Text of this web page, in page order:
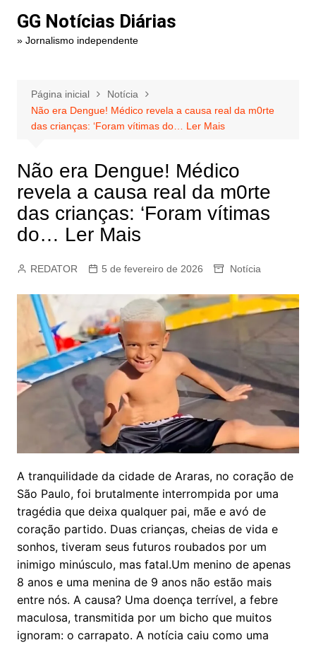
paraGG Notícias Diárias
» Jornalismo independente
Página inicial
Notícia
Não era Dengue! Médico revela a causa real da m0rte
das crianças: ‘Foram vítimas do… Ler Mais
Não era Dengue! Médico
revela a causa real da m0rte
das crianças: ‘Foram vítimas
do… Ler Mais
REDATOR 5 de fevereiro de 2026 Notícia
A tranquilidade da cidade de Araras, no coração de
São Paulo, foi brutalmente interrompida por uma
tragédia que deixa qualquer pai, mãe e avó de
coração partido. Duas crianças, cheias de vida e
sonhos, tiveram seus futuros roubados por um
inimigo minúsculo, mas fatal.Um menino de apenas
8 anos e uma menina de 9 anos não estão mais
entre nós. A causa? Uma doença terrível, a febre
maculosa, transmitida por um bicho que muitos
ignoram: o carrapato. A notícia caiu como uma